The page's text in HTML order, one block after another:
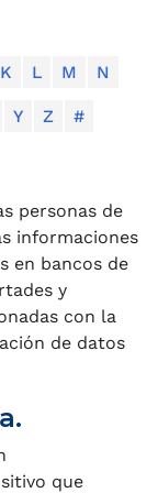
K L M N
Y Z #
personas de
informaciones
en bancos de
y
con la
de datos
que